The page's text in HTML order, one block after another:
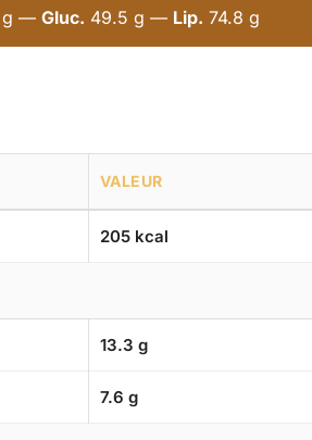
g —Gluc. 49.5 g — Lip. 74.8 g
VALEUR
205 kcal
13.3 g
7.6 g